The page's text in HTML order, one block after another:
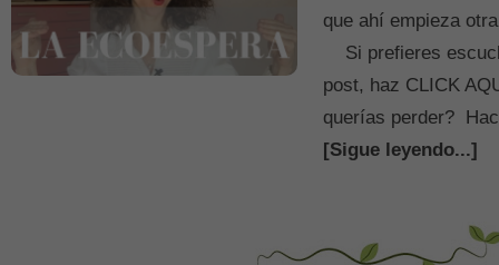
que ahí empieza
Si prefieres
post, haz CLICK
querías perder?
[Sigue leyendo...]